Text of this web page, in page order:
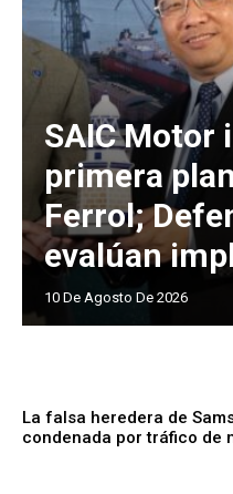
SAIC Motor
primera
Ferrol;
evalúan
10 De Agosto De 2026
La falsa heredera de
condenada por tráfico de